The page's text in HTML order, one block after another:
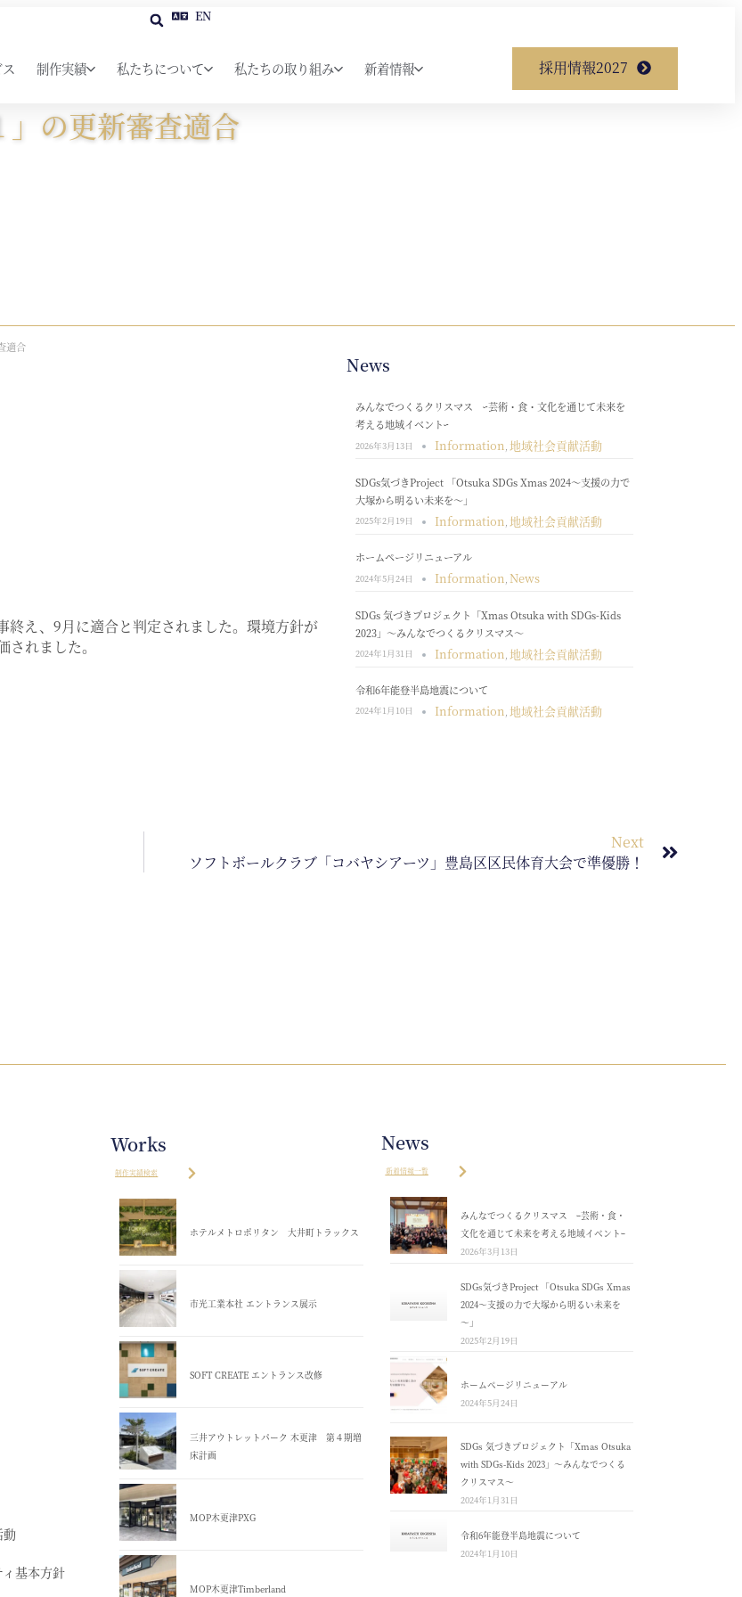
EN
制作実績 私たちについて 私たちの取り組み 新着情報 採用情報2027
」の更新審査適合
適合
え、9月に適合と判定されました。環境方針が
れました。
News
みんなでつくるクリスマス ｰ芸術・食・文化を通じて未来を
考える地域イベントｰ
2026年3月13日 Information, 地域社会貢献活動
SDGs気づきProject 「Otsuka SDGs Xmas 2024～支援の力で
大塚から明るい未来を～」
2025年2月19日 Information 地域社会貢献活動
ホームページリニューアル
2024年5月24日 Information, News
SDGs 気づきプロジェクト「Xmas Otsuka with SDGs-Kids
2023」～みんなでつくるクリスマス～
2024年1月31日 Information 地域社会貢献活動
令和6年能登半島地震について
2024年1月10日 Information, 地域社会貢献活動
Next
ソフトボールクラブ「コバヤシアーツ」豊島区区民体育大会で準優勝！
動
基本方針
Works
制作実績検索
ホテルメトロポリタン 大井町トラックス
市光工業本社 エントランス展示
SOFT CREATE エントランス改修
三井アウトレットパーク 木更津 第４期増
床計画
MOP木更津PXG
MOP木更津Timberland
News
新着情報一覧
みんなでつくるクリスマス ｰ芸術・食・
文化を通じて未来を考える地域イベントｰ
2026年3月13日
SDGs気づきProject 「Otsuka SDGs Xmas
2024～支援の力で大塚から明るい未来を
～」
2025年2月19日
ホームページリニューアル
2024年5月24日
SDGs 気づきプロジェクト「Xmas Otsuka
with SDGs-Kids 2023」～みんなでつくる
クリスマス～
2024年1月31日
令和6年能登半島地震について
2024年1月10日